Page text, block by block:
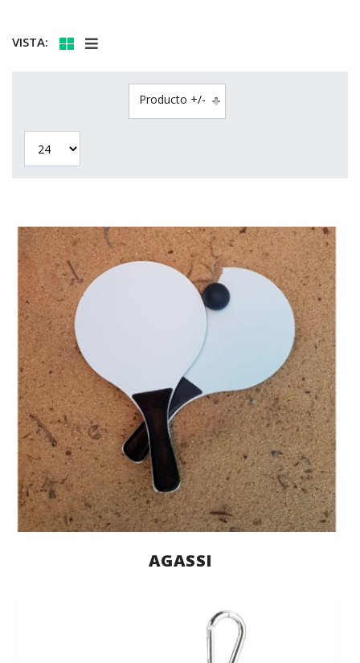
VISTA:
Producto +/-
AGASSI